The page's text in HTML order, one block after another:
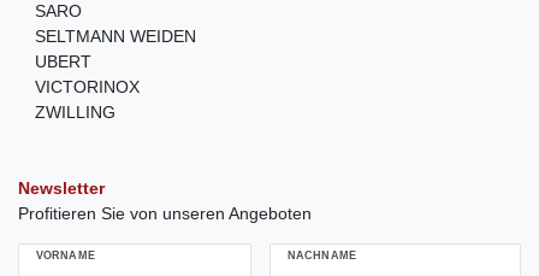
SARO
SELTMANN WEIDEN
UBERT
VICTORINOX
ZWILLING
Newsletter
Profitieren Sie von unseren Angeboten
VORNAME NACHNAME